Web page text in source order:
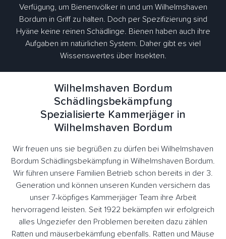
Verfügung, um Bienenvölker in und um Wilhelmshaven
Bordum in Griff zu halten. Doch per Spezifizierung sind
Hyäne keine reinen Schädlinge. Bienen haben auch ihre
Aufgaben im natürlichen System. Daher gibt es viel
Wissenswertes über Insekten.
Wilhelmshaven Bordum
Schädlingsbekämpfung
Spezialisierte Kammerjäger in
Wilhelmshaven Bordum
Wir freuen uns sie begrüßen zu dürfen bei Wilhelmshaven
Bordum Schädlingsbekämpfung in Wilhelmshaven Bordum.
Wir führen unsere Familien Betrieb schon bereits in der 3.
Generation und können unseren Kunden versichern das
unser 7-köpfiges Kammerjäger Team ihre Arbeit
hervorragend leisten. Seit 1922 bekämpfen wir erfolgreich
alles Ungeziefer den Problemen bereiten dazu zählen
Ratten und mäuserbekämfung ebenfalls. Ratten und Mäuse